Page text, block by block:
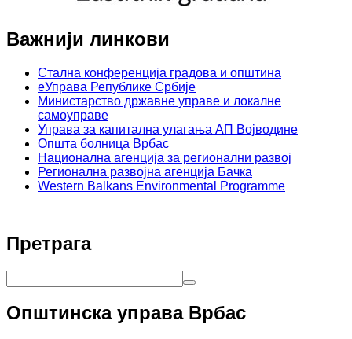
Важнији линкови
Стална конференција градова и општина
еУправа Републике Србије
Министарство државне управе и локалне
самоуправе
Управа за капитална улагања АП Војводине
Општа болница Врбас
Национална агенција за регионални развој
Регионална развојна агенција Бачка
Western Balkans Environmental Programme
Претрага
Општинска управа Врбас